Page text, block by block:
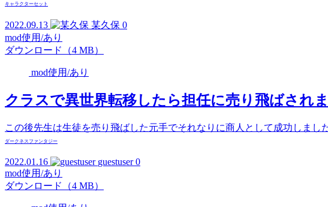
キャラクターセット
2022.09.13 某久保 0
mod使用/あり
ダウンロード（4 MB）
mod使用/あり
クラスで異世界転移したら担任に売り飛ばされ
この後先生は生徒を売り飛ばした元手でそれなりに商人として成功しまし
ダークネス ファンタジー
2022.01.16 guestuser 0
mod使用/あり
ダウンロード（4 MB）